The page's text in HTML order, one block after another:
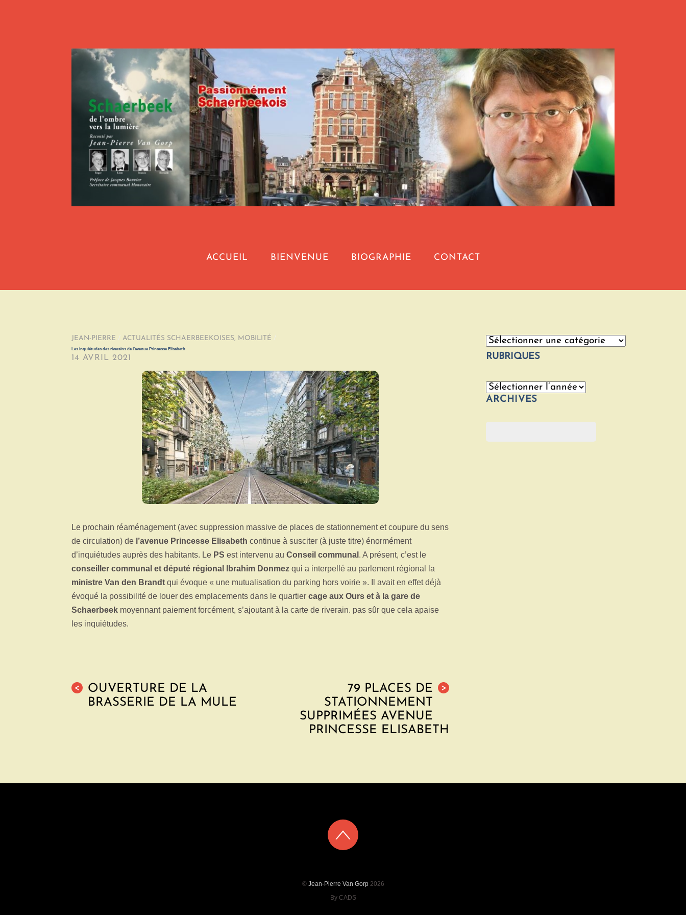
ACCUEIL BIENVENUE BIOGRAPHIE CONTACT
JEAN-PIERRE / ACTUALITÉS SCHAERBEEKOISES, MOBILITÉ /
Les inquiétudes des riverains de l’avenue Princesse Elisabeth
14 AVRIL 2021
Le prochain réaménagement (avec suppression massive de places de stationnement et coupure du sens
de circulation) de l’avenue Princesse Elisabeth continue à susciter (à juste titre) énormément
d’inquiétudes auprès des habitants. Le PS est intervenu au Conseil communal . A présent, c’est le
conseiller communal et député régional Ibrahim Donmez qui a interpellé au parlement régional la
ministre Van den Brandt qui évoque « une mutualisation du parking hors voirie ». Il avait en effet déjà
évoqué la possibilité de louer des emplacements dans le quartier cage aux Ours et à la gare de
Schaerbeek moyennant paiement forcément, s’ajoutant à la carte de riverain. pas sûr que cela apaise
les inquiétudes.
<
OUVERTURE DE LA
BRASSERIE DE LA MULE
>
79 PLACES DE
STATIONNEMENT
SUPPRIMÉES AVENUE
PRINCESSE ELISABETH
Catégories
RUBRIQUES
Archives
ARCHIVES
© Jean-Pierre Van Gorp2026
By CADS